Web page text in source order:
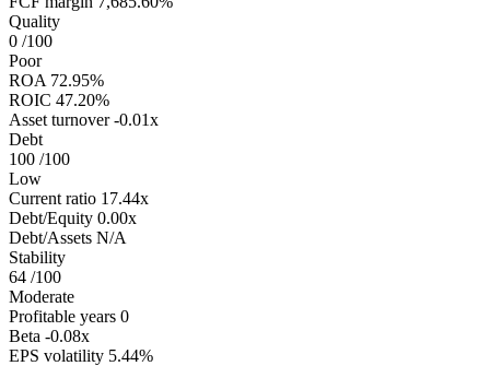
Quality
0 /100
Poor
ROA 72.95%
ROIC 47.20%
Asset turnover -0.01x
Debt
100 /100
Low
Current ratio 17.44x
Debt/Equity 0.00x
Debt/Assets N/A
Stability
64 /100
Moderate
Profitable years 0
Beta -0.08x
EPS volatility 5.44%